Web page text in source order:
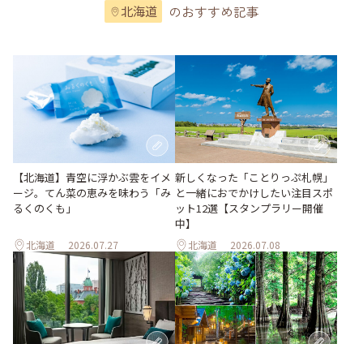
北海道 のおすすめ記事
【北海道】青空に浮かぶ雲をイメ
ージ。てん菜の恵みを味わう「み
るくのくも」
北海道 2026.07.27
新しくなった「ことりっぷ札幌」
と一緒におでかけしたい注目スポ
ット12選【スタンプラリー開催
中】
北海道 2026.07.08